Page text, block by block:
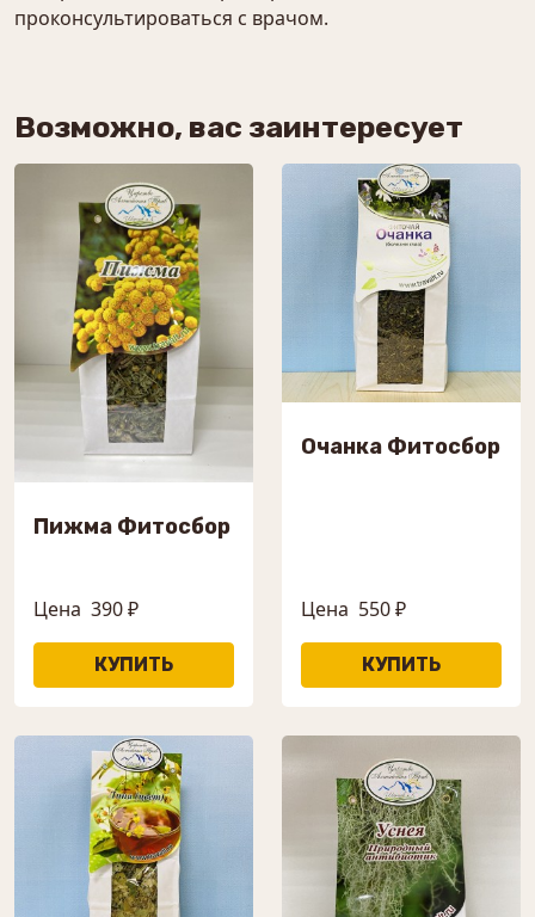
проконсультироваться с врачом.
Возможно, вас заинтересует
Пижма Фитосбор
Цена 390 ₽
Очанка Фитосбор
Цена 550 ₽